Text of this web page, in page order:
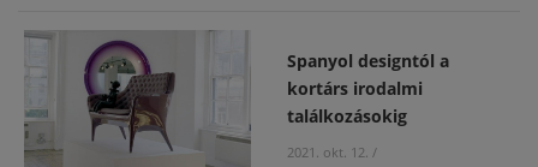
Spanyol designtól a
kortárs irodalmi
találkozásokig
2021. okt. 12. /